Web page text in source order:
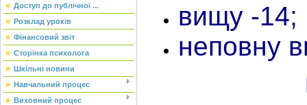
Доступ до публічної ...
Розклад уроків
Фінансовий звіт
Сторінка психолога
Шкільні новини
Навчальний процес
Виховний процес
вищу -14;
неповну